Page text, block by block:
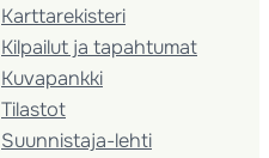
Karttarekisteri
Kilpailut ja tapahtumat
Kuvapankki
Tilastot
Suunnistaja-lehti